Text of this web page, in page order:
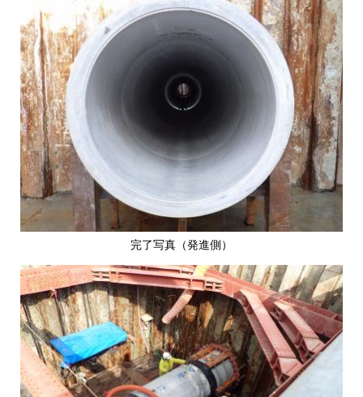
完了写真（発進側）